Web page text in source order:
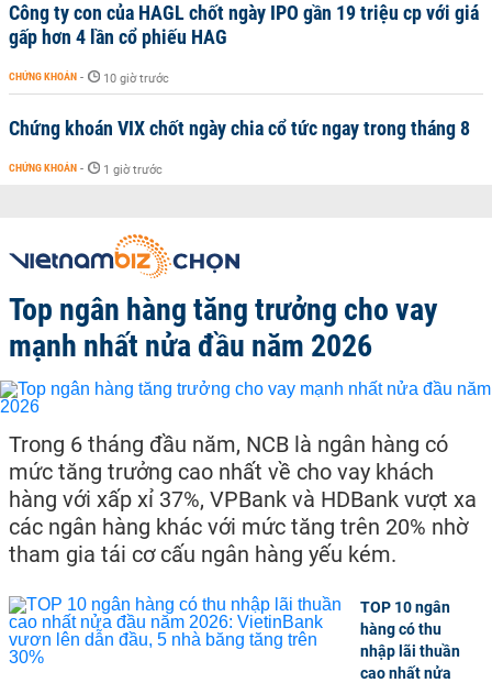
Công ty con của HAGL chốt ngày IPO gần 19 triệu cp với giá
gấp hơn 4 lần cổ phiếu HAG
CHỨNG KHOÁN - 10 giờ trước
Chứng khoán VIX chốt ngày chia cổ tức ngay trong tháng 8
CHỨNG KHOÁN - 1 giờ trước
Top ngân hàng tăng trưởng cho vay
mạnh nhất nửa đầu năm 2026
Trong 6 tháng đầu năm, NCB là ngân hàng có
mức tăng trưởng cao nhất về cho vay khách
hàng với xấp xỉ 37%, VPBank và HDBank vượt xa
các ngân hàng khác với mức tăng trên 20% nhờ
tham gia tái cơ cấu ngân hàng yếu kém.
TOP 10 ngân
hàng có thu
nhập lãi thuần
cao nhất nửa